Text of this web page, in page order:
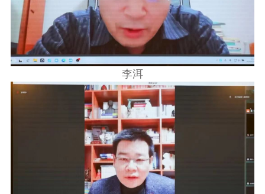
李洱